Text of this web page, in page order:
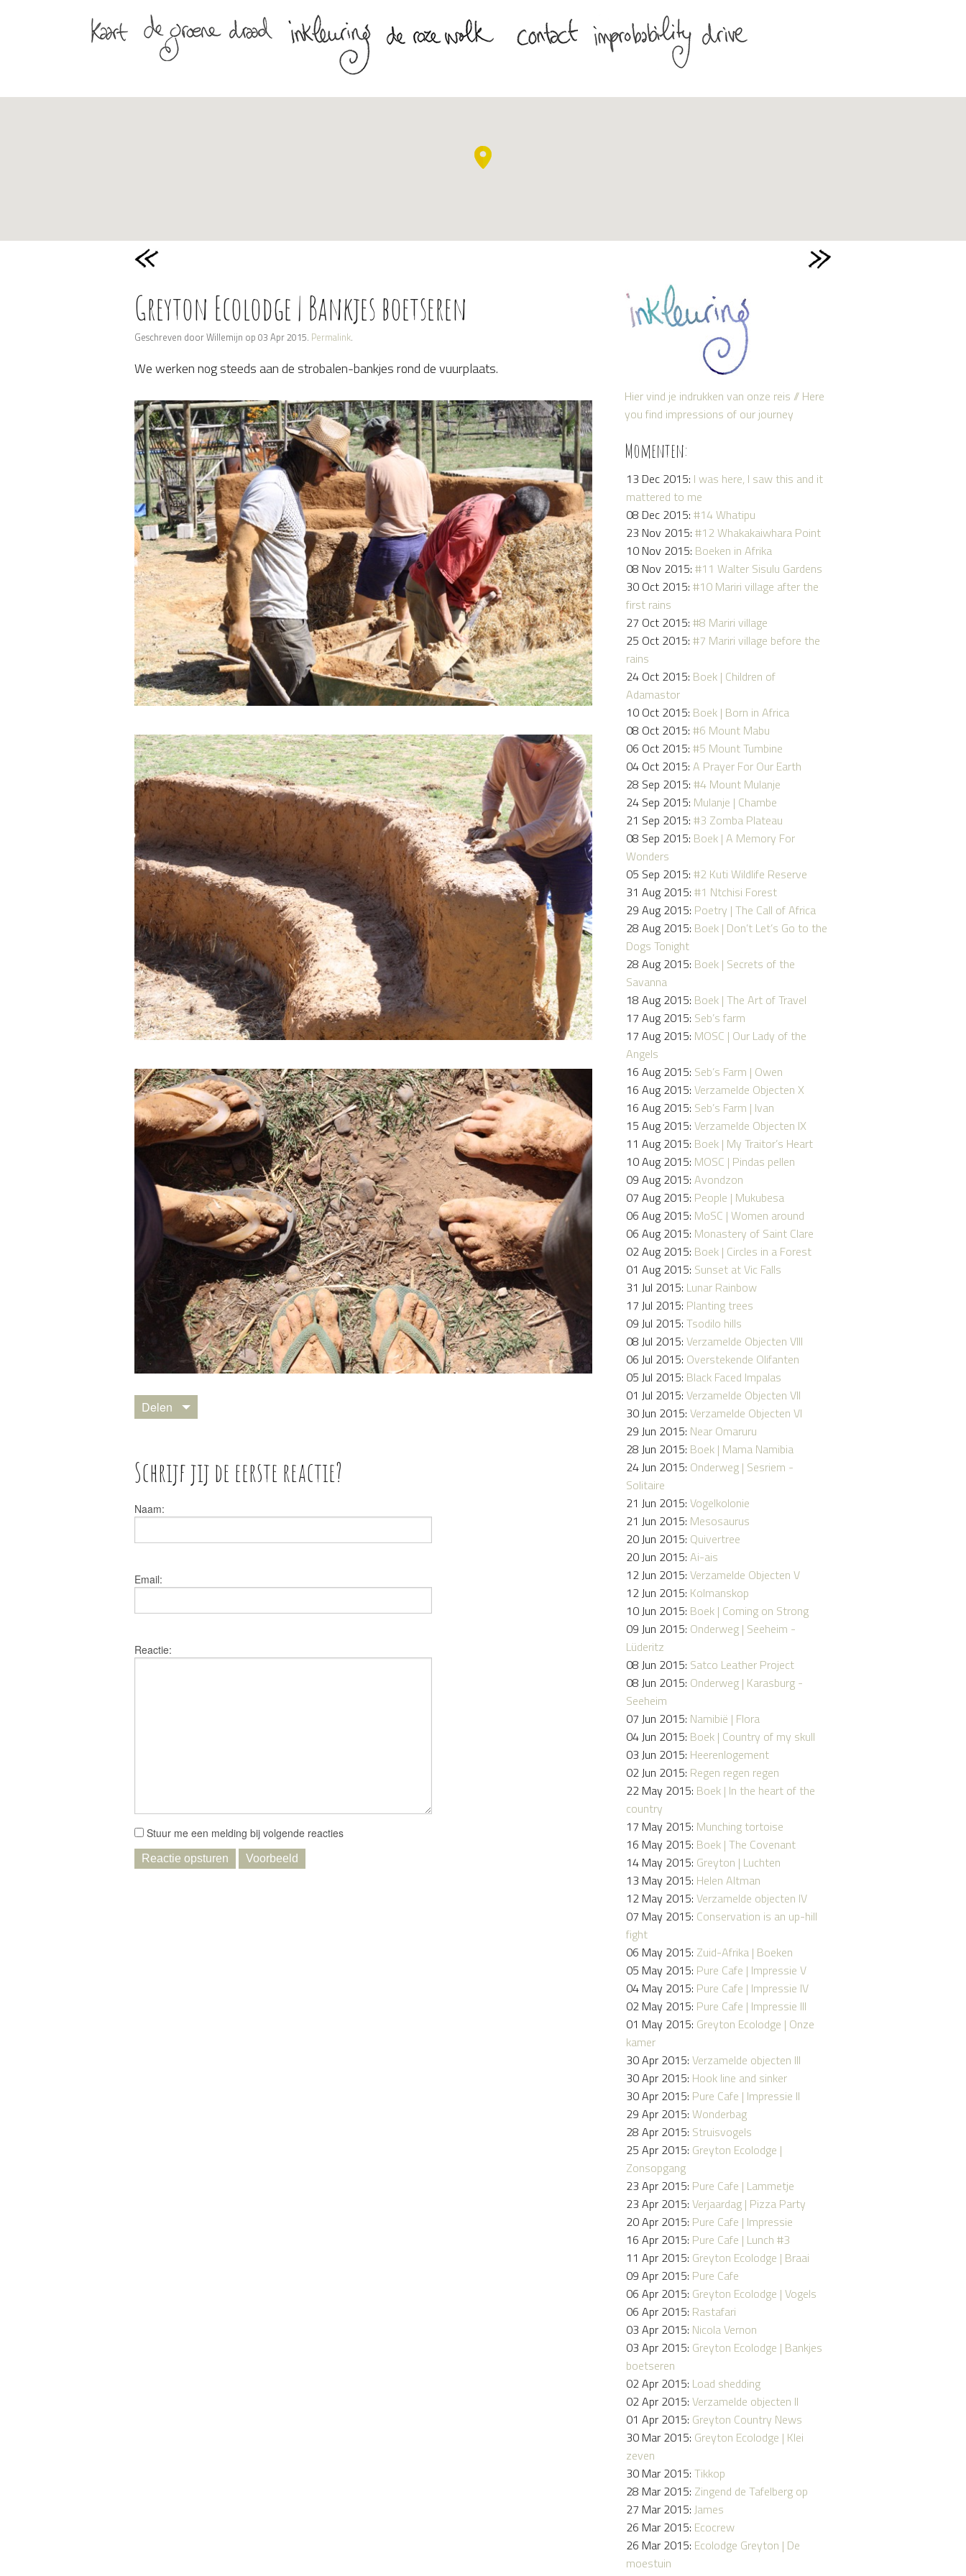
Greyton Ecolodge | Bankjes boetseren
Geschreven door Willemijn op 03 Apr 2015. Permalink.
We werken nog steeds aan de strobalen-bankjes rond de vuurplaats.
Delen
Schrijf jij de eerste reactie?
Naam:
Email:
Reactie:
Stuur me een melding bij volgende reacties
Hier vind je indrukken van onze reis // Here
you find impressions of our journey
Momenten:
13 Dec 2015: I was here, I saw this and it
mattered to me
08 Dec 2015:#14 Whatipu
23 Nov 2015:#12 Whakakaiwhara Point
10 Nov 2015: Boeken in Afrika
08 Nov 2015:#11 Walter Sisulu Gardens
30 Oct 2015:#10 Mariri village after the
first rains
27 Oct 2015:#8 Mariri village
25 Oct 2015:#7 Mariri village before the
rains
24 Oct 2015: Boek | Children of
Adamastor
10 Oct 2015: Boek | Born in Africa
08 Oct 2015:#6 Mount Mabu
06 Oct 2015:#5 Mount Tumbine
04 Oct 2015:A Prayer For Our Earth
28 Sep 2015:#4 Mount Mulanje
24 Sep 2015: Mulanje | Chambe
21 Sep 2015:#3 Zomba Plateau
08 Sep 2015: Boek | A Memory For
Wonders
05 Sep 2015:#2 Kuti Wildlife Reserve
31 Aug 2015:#1 Ntchisi Forest
29 Aug 2015: Poetry | The Call of Africa
28 Aug 2015: Boek | Don’t Let’s Go to the
Dogs Tonight
28 Aug 2015: Boek | Secrets of the
Savanna
18 Aug 2015: Boek | The Art of Travel
17 Aug 2015: Seb’s farm
17 Aug 2015: MOSC | Our Lady of the
Angels
16 Aug 2015: Seb’s Farm | Owen
16 Aug 2015:Verzamelde Objecten X
16 Aug 2015: Seb’s Farm | Ivan
15 Aug 2015:Verzamelde Objecten IX
11 Aug 2015: Boek | My Traitor’s Heart
10 Aug 2015: MOSC | Pindas pellen
09 Aug 2015:Avondzon
07 Aug 2015: People | Mukubesa
06 Aug 2015: MoSC | Women around
06 Aug 2015: Monastery of Saint Clare
02 Aug 2015: Boek | Circles in a Forest
01 Aug 2015: Sunset at Vic Falls
31 Jul 2015: Lunar Rainbow
17 Jul 2015: Planting trees
09 Jul 2015:Tsodilo hills
08 Jul 2015:Verzamelde Objecten VIII
06 Jul 2015: Overstekende Olifanten
05 Jul 2015: Black Faced Impalas
01 Jul 2015:Verzamelde Objecten VII
30 Jun 2015:Verzamelde Objecten VI
29 Jun 2015: Near Omaruru
28 Jun 2015: Boek | Mama Namibia
24 Jun 2015: Onderweg | Sesriem -
Solitaire
21 Jun 2015:Vogelkolonie
21 Jun 2015: Mesosaurus
20 Jun 2015: Quivertree
20 Jun 2015:Ai-ais
12 Jun 2015:Verzamelde Objecten V
12 Jun 2015: Kolmanskop
10 Jun 2015: Boek | Coming on Strong
09 Jun 2015: Onderweg | Seeheim -
Lüderitz
08 Jun 2015: Satco Leather Project
08 Jun 2015: Onderweg | Karasburg -
Seeheim
07 Jun 2015: Namibië | Flora
04 Jun 2015: Boek | Country of my skull
03 Jun 2015: Heerenlogement
02 Jun 2015: Regen regen regen
22 May 2015: Boek | In the heart of the
country
17 May 2015: Munching tortoise
16 May 2015: Boek | The Covenant
14 May 2015: Greyton | Luchten
13 May 2015: Helen Altman
12 May 2015:Verzamelde objecten IV
07 May 2015: Conservation is an up-hill
fight
06 May 2015: Zuid-Afrika | Boeken
05 May 2015: Pure Cafe | Impressie V
04 May 2015: Pure Cafe | Impressie IV
02 May 2015: Pure Cafe | Impressie III
01 May 2015: Greyton Ecolodge | Onze
kamer
30 Apr 2015:Verzamelde objecten III
30 Apr 2015: Hook line and sinker
30 Apr 2015: Pure Cafe | Impressie II
29 Apr 2015:Wonderbag
28 Apr 2015: Struisvogels
25 Apr 2015: Greyton Ecolodge |
Zonsopgang
23 Apr 2015: Pure Cafe | Lammetje
23 Apr 2015:Verjaardag | Pizza Party
20 Apr 2015: Pure Cafe | Impressie
16 Apr 2015: Pure Cafe | Lunch #3
11 Apr 2015: Greyton Ecolodge | Braai
09 Apr 2015: Pure Cafe
06 Apr 2015: Greyton Ecolodge | Vogels
06 Apr 2015: Rastafari
03 Apr 2015: Nicola Vernon
03 Apr 2015: Greyton Ecolodge | Bankjes
boetseren
02 Apr 2015: Load shedding
02 Apr 2015:Verzamelde objecten II
01 Apr 2015: Greyton Country News
30 Mar 2015: Greyton Ecolodge | Klei
zeven
30 Mar 2015:Tikkop
28 Mar 2015: Zingend de Tafelberg op
27 Mar 2015:James
26 Mar 2015: Ecocrew
26 Mar 2015: Ecolodge Greyton | De
moestuin